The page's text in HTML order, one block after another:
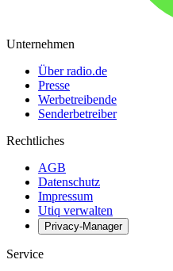
Unternehmen
Über radio.de
Presse
Werbetreibende
Senderbetreiber
Rechtliches
AGB
Datenschutz
Impressum
Utiq verwalten
Privacy-Manager
Service